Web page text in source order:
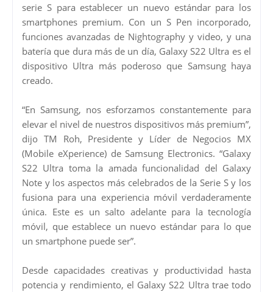
serie S para establecer un nuevo estándar para los
smartphones premium. Con un S Pen incorporado,
funciones avanzadas de Nightography y video, y una
batería que dura más de un día, Galaxy S22 Ultra es el
dispositivo Ultra más poderoso que Samsung haya
creado.
“En Samsung, nos esforzamos constantemente para
elevar el nivel de nuestros dispositivos más premium”,
dijo TM Roh, Presidente y Líder de Negocios MX
(Mobile eXperience) de Samsung Electronics. “Galaxy
S22 Ultra toma la amada funcionalidad del Galaxy
Note y los aspectos más celebrados de la Serie S y los
fusiona para una experiencia móvil verdaderamente
única. Este es un salto adelante para la tecnología
móvil, que establece un nuevo estándar para lo que
un smartphone puede ser”.
Desde capacidades creativas y productividad hasta
potencia y rendimiento, el Galaxy S22 Ultra trae todo